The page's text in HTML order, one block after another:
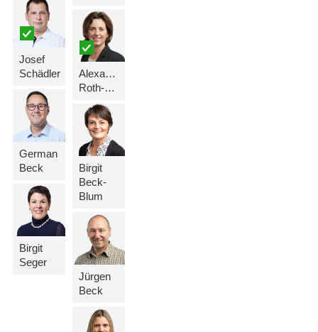
Josef
Schädler
German
Beck
Birgit
Seger
Alexandra
Roth-Schädler
Birgit
Beck-
Blum
Jürgen
Beck